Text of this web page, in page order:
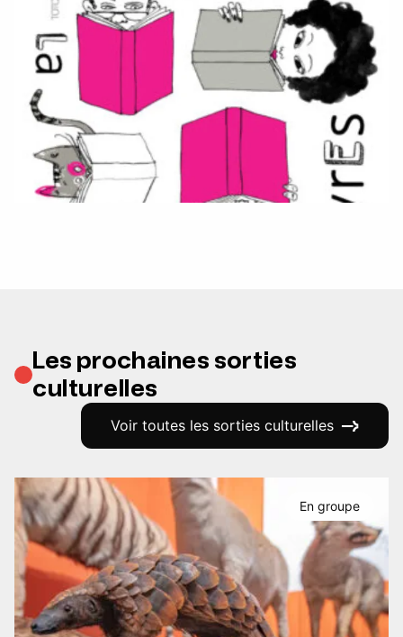
Les prochaines sorties
culturelles
Voir toutes les sorties culturelles
En groupe